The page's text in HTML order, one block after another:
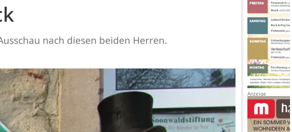
nach diesen beiden Herren.